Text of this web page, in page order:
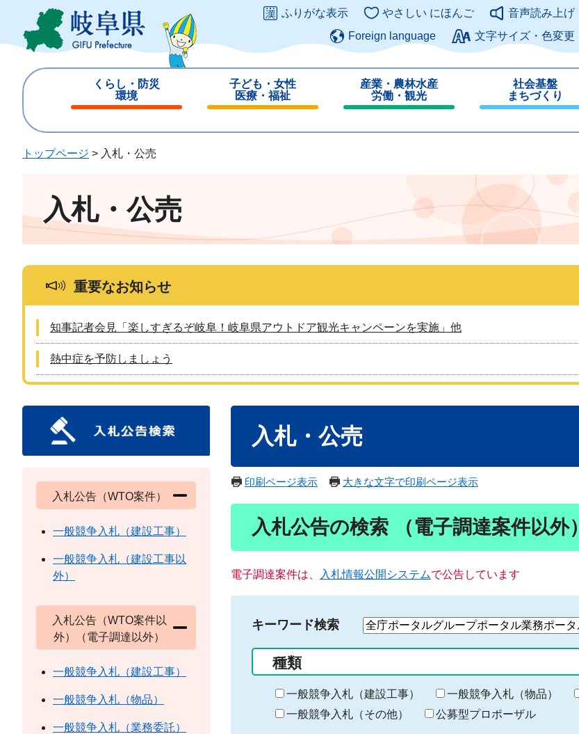
ジ
ュ
このページの本文へ
ふりがな表示 やさしい にほんご
音声読み上げ
Foreign language
文字サイズ・色変更
くらし・防災
環境
じ
子ども・女性
医療・福祉
じ
産業・農林水産
労働・観光
じ
社会基盤
まちづくり
じ
トップページ > 入札・公売
入札・公売
重要なお知らせ
知事記者会見「楽しすぎるぞ岐阜！岐阜県アウトドア観光キャンペーンを実施」他
熱中症を予防しましょう
入札・公売
印刷ページ表示 大きな文字で印刷ページ表示
入札公告の検索 （電子調達案件以外）
電子調達案件は、 入札情報公開システムで公告しています
キーワード検索
検
る
キ
ー
種類
一般競争入札（建設工事） 一般競争入札（物品）
一般競争入札（その他）
公募型プロポーザル
入札公告（WTO案件）
一般競争入札（建設工事）
一般競争入札（建設工事以
外）
入札公告（WTO案件以
外）（電子調達以外）
一般競争入札（建設工事）
一般競争入札（物品）
一般競争入札（業務委託）